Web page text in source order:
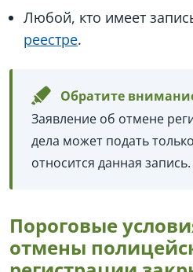
Любой, кто имеет
реестре.
Обратите
Заявление об отмене
дела может подать
относится данная запись.
Пороговые
отмены